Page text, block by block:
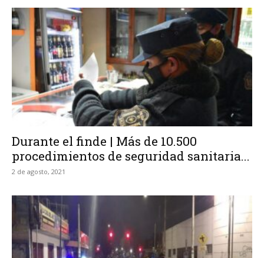
Durante el finde | Más de 10.500
procedimientos de seguridad sanitaria...
2 de agosto, 2021